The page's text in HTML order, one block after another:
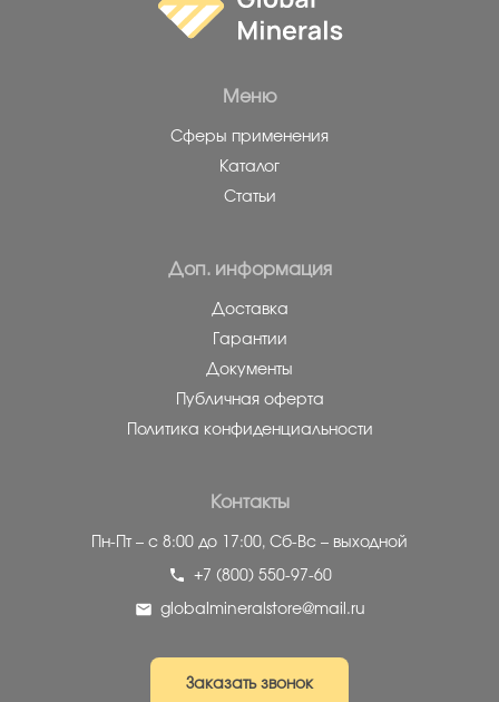
Меню
Сферы применения
Каталог
Статьи
Доп. информация
Доставка
Гарантии
Документы
Публичная оферта
Политика конфиденциальности
Контакты
Пн-Пт – с 8:00 до 17:00, Сб-Вс – выходной
+7 (800) 550-97-60
globalmineralstore@mail.ru
Заказать звонок